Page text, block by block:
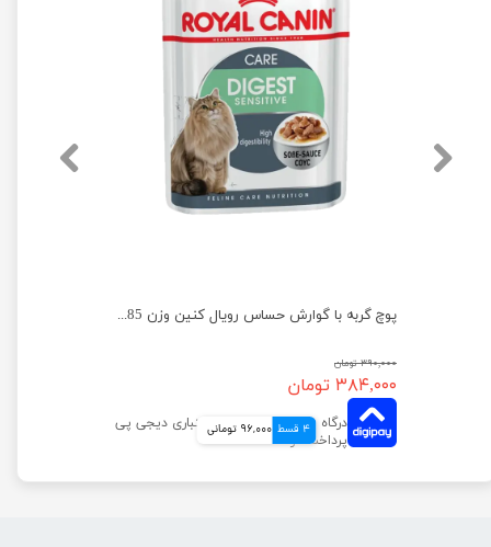
پوچ گربه با گوارش حساس رویال کنین وزن 85 گرم
۳۹۰,۰۰۰ تومان
۳۸۴,۰۰۰ تومان
4 قسط 96,000 تومانی